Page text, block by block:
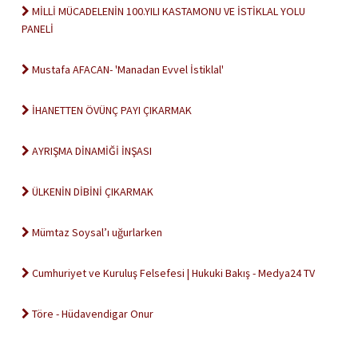
MİLLİ MÜCADELENİN 100.YILI KASTAMONU VE İSTİKLAL YOLU
PANELİ
Mustafa AFACAN- 'Manadan Evvel İstiklal'
İHANETTEN ÖVÜNÇ PAYI ÇIKARMAK
AYRIŞMA DİNAMİĞİ İNŞASI
ÜLKENİN DİBİNİ ÇIKARMAK
Mümtaz Soysal’ı uğurlarken
Cumhuriyet ve Kuruluş Felsefesi | Hukuki Bakış - Medya24 TV
Töre - Hüdavendigar Onur